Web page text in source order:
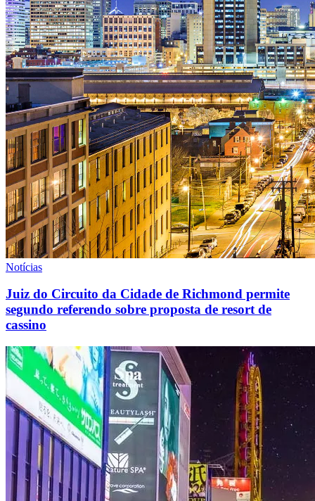
Notícias
Juiz do Circuito da Cidade de Richmond permite
segundo referendo sobre proposta de resort de
cassino